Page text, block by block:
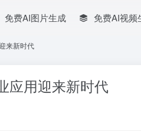
免费AI图片生成 免费AI视频
来新时代
应用迎来新时代